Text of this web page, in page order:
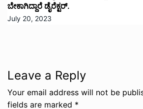
ಬೇಕಾಗಿದ್ದಾರೆ ಡೈರೆಕ್ಟರ್.
July 20, 2023
Leave a Reply
Your email address will not be
fields are marked *